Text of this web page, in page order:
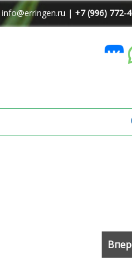
info@erringen.ru | +7 (996) 772-